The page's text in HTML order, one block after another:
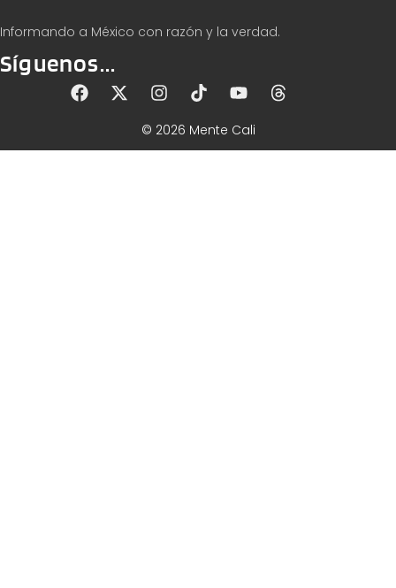
Informando a México con razón y la verdad.
Síguenos...
© 2026 Mente Cali